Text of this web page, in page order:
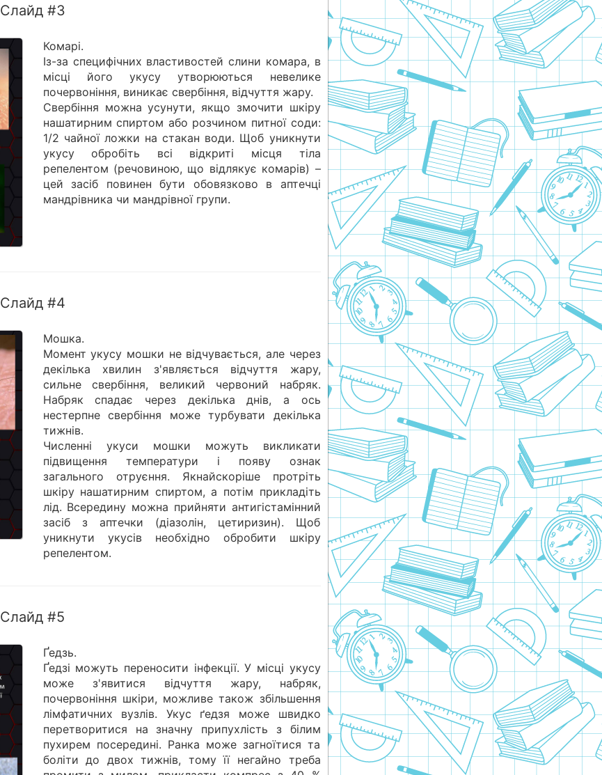
Слайд #3
Комарі.
Із-за специфічних властивостей слини комара, в
місці його укусу утворюються невелике
почервоніння, виникає свербіння, відчуття жару.
Свербіння можна усунути, якщо змочити шкіру
нашатирним спиртом або розчином питної соди:
1/2 чайної ложки на стакан води. Щоб уникнути
укусу обробіть всі відкриті місця тіла
репелентом (речовиною, що відлякує комарів) –
цей засіб повинен бути обовязково в аптечці
мандрівника чи мандрівної групи.
Слайд #4
Мошка.
Момент укусу мошки не відчувається, але через
декілька хвилин з'являється відчуття жару,
сильне свербіння, великий червоний набряк.
Набряк спадає через декілька днів, а ось
нестерпне свербіння може турбувати декілька
тижнів.
Численні укуси мошки можуть викликати
підвищення температури і появу ознак
загального отруєння. Якнайскоріше протріть
шкіру нашатирним спиртом, а потім прикладіть
лід. Всередину можна прийняти антигістамінний
засіб з аптечки (діазолін, цетиризин). Щоб
уникнути укусів необхідно обробити шкіру
репелентом.
Слайд #5
Ґедзь.
Ґедзі можуть переносити інфекції. У місці укусу
може з'явитися відчуття жару, набряк,
почервоніння шкіри, можливе також збільшення
лімфатичних вузлів. Укус ґедзя може швидко
перетворитися на значну припухлість з білим
пухирем посередині. Ранка може загноїтися та
боліти до двох тижнів, тому її негайно треба